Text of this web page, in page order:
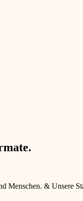
Menschen. & Unsere